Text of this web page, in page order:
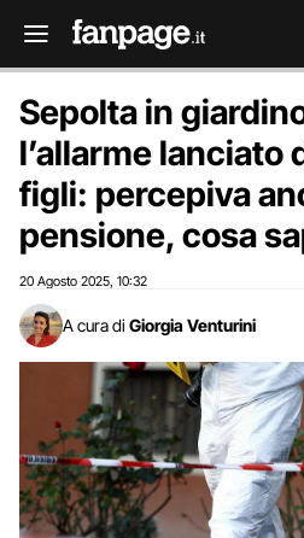
Sepolta in
l’allarme lanciato
figli: percepiva
pensione, cosa
20 Agosto 2025 10:32
A cura di Giorgia Venturini